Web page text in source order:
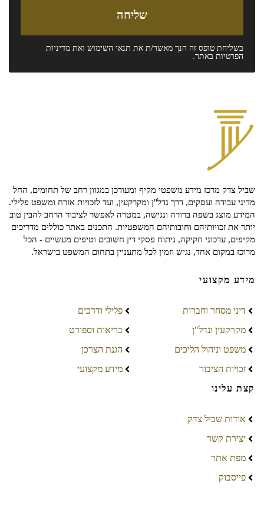
בשליחת טופס זה הנך מאשר/ת את תנאי השימוש ואת מדיניות
הפרטיות באתר.
שביל צדק מרכז מידע משפטי מקיף ומעודכן במגוון רחב של תחומים, החל
מדיני עבודה ועסקים, דרך נדל"ן ומקרקעין, ועד לזכויות אזרח ומשפט פלילי.
המידע מוצג בשפה ברורה ונגישה, במטרה לאפשר לציבור הרחב להבין טוב
יותר את זכויותיהם וחובותיהם המשפטיות. התכנים באתר כוללים מדריכים
מקיפים, עדכוני חקיקה, ניתוח פסקי דין חשובים וטיפים מעשיים - הכל
מרוכז במקום אחד, נגיש וזמין לכל מתעניין בתחום המשפט בישראל.
מידע מקצועי
דיני מסחר וחברות
מקרקעין ונדל"ן
משפט וניהול הליכים
זכויות הציבור
פלילי ודרכים
בריאות וספורט
הגנת הצרכן
מידע מקצועי
קצת עלינו
אודות שביל צדק
יצירת קשר
מפת אתר
פייסבוק